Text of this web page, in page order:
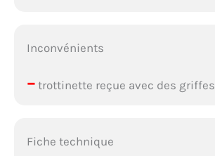
Inconvénients
–trottinette reçue avec des griffes
Fiche technique